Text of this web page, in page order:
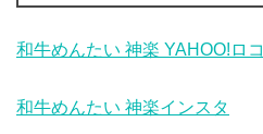
和牛めんたい 神楽 YAHOO!ロコ
和牛めんたい 神楽インスタ